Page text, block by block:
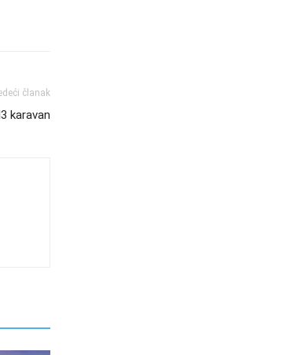
članak
karavan